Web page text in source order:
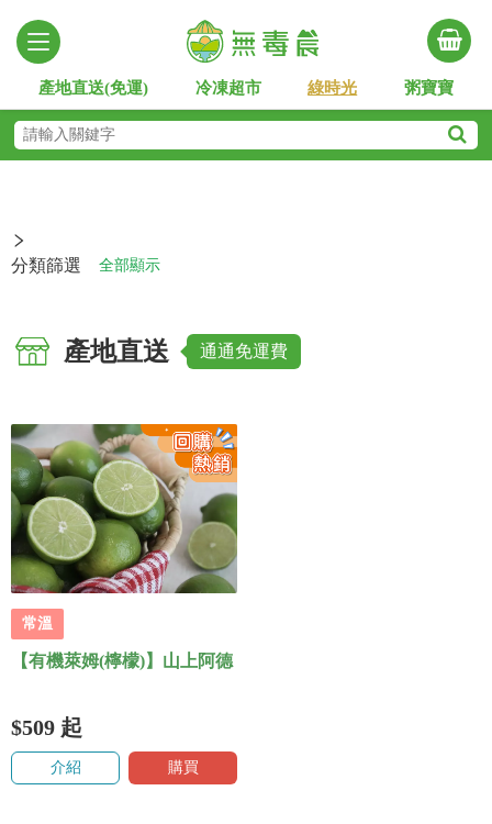
產地直送(免運) 冷凍超市 綠時光 粥寶寶
分類篩選 全部顯示
產地直送 通通免運費
常溫
【有機萊姆(檸檬)】山上阿德
$509 起
介紹 購買